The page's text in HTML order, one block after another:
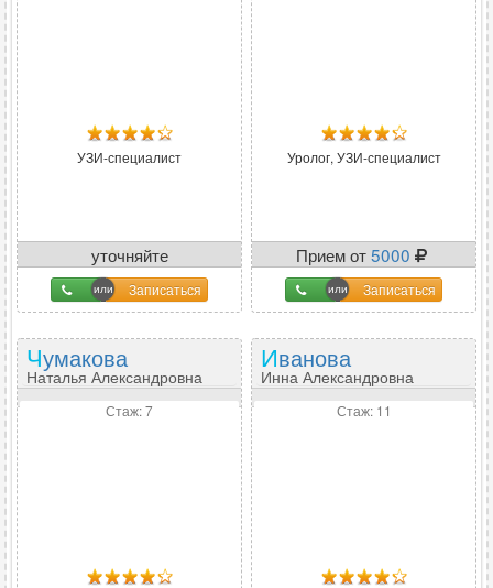
УЗИ-специалист
уточняйте
Записаться
Уролог, УЗИ-специалист
Прием от5000
Записаться
Чумакова
Наталья Александровна
Стаж: 7
Иванова
Инна Александровна
Стаж: 11